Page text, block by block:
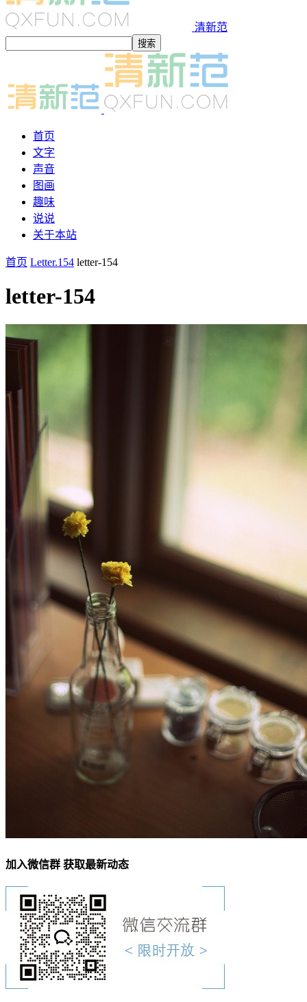
清新范
首页
文字
声音
图画
趣味
说说
关于本站
首页 Letter.154 letter-154
letter-154
加入微信群 获取最新动态